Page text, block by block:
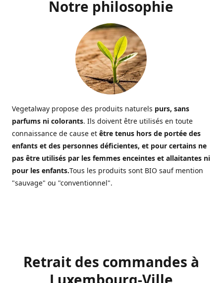
Notre philosophie
Vegetalway propose des produits naturels purs, sans
parfums ni colorants. Ils doivent être utilisés en toute
connaissance de cause et être tenus hors de portée des
enfants et des personnes déficientes, et pour certains ne
pas être utilisés par les femmes enceintes et allaitantes ni
pour les enfants.Tous les produits sont BIO sauf mention
"sauvage" ou "conventionnel".
Retrait des commandes à